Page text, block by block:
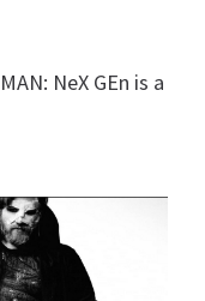
NeX GEn is a